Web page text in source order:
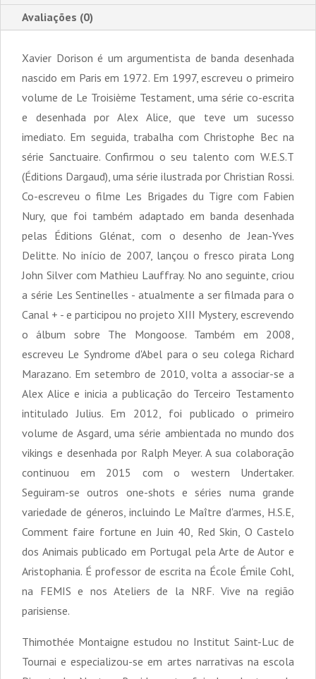
Avaliações (0)
Xavier Dorison é um argumentista de banda desenhada
nascido em Paris em 1972. Em 1997, escreveu o primeiro
volume de Le Troisième Testament, uma série co-escrita
e desenhada por Alex Alice, que teve um sucesso
imediato. Em seguida, trabalha com Christophe Bec na
série Sanctuaire. Confirmou o seu talento com W.E.S.T
(Éditions Dargaud), uma série ilustrada por Christian Rossi.
Co-escreveu o filme Les Brigades du Tigre com Fabien
Nury, que foi também adaptado em banda desenhada
pelas Éditions Glénat, com o desenho de Jean-Yves
Delitte. No início de 2007, lançou o fresco pirata Long
John Silver com Mathieu Lauffray. No ano seguinte, criou
a série Les Sentinelles - atualmente a ser filmada para o
Canal + - e participou no projeto XIII Mystery, escrevendo
o álbum sobre The Mongoose. Também em 2008,
escreveu Le Syndrome d'Abel para o seu colega Richard
Marazano. Em setembro de 2010, volta a associar-se a
Alex Alice e inicia a publicação do Terceiro Testamento
intitulado Julius. Em 2012, foi publicado o primeiro
volume de Asgard, uma série ambientada no mundo dos
vikings e desenhada por Ralph Meyer. A sua colaboração
continuou em 2015 com o western Undertaker.
Seguiram-se outros one-shots e séries numa grande
variedade de géneros, incluindo Le Maître d'armes, H.S.E,
Comment faire fortune en Juin 40, Red Skin, O Castelo
dos Animais publicado em Portugal pela Arte de Autor e
Aristophania. É professor de escrita na École Émile Cohl,
na FEMIS e nos Ateliers de la NRF. Vive na região
parisiense.
Thimothée Montaigne estudou no Institut Saint-Luc de
Tournai e especializou-se em artes narrativas na escola